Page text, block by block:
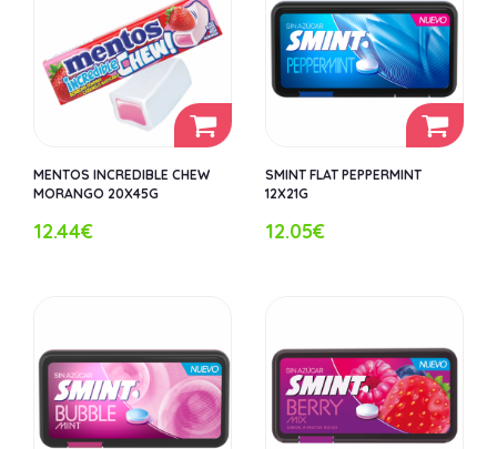
MENTOS INCREDIBLE CHEW
MORANGO 20X45G
12.44€
SMINT FLAT PEPPERMINT
12X21G
12.05€